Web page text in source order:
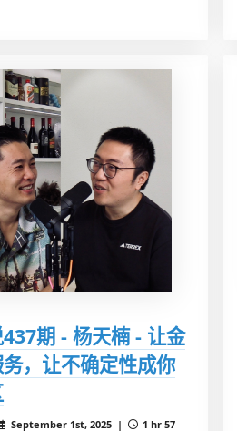
期 - 杨天楠 - 让金
，让不确定性成你
September 1st, 2025 | 1 hr 57